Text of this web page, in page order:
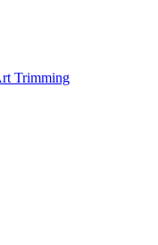
Trimming